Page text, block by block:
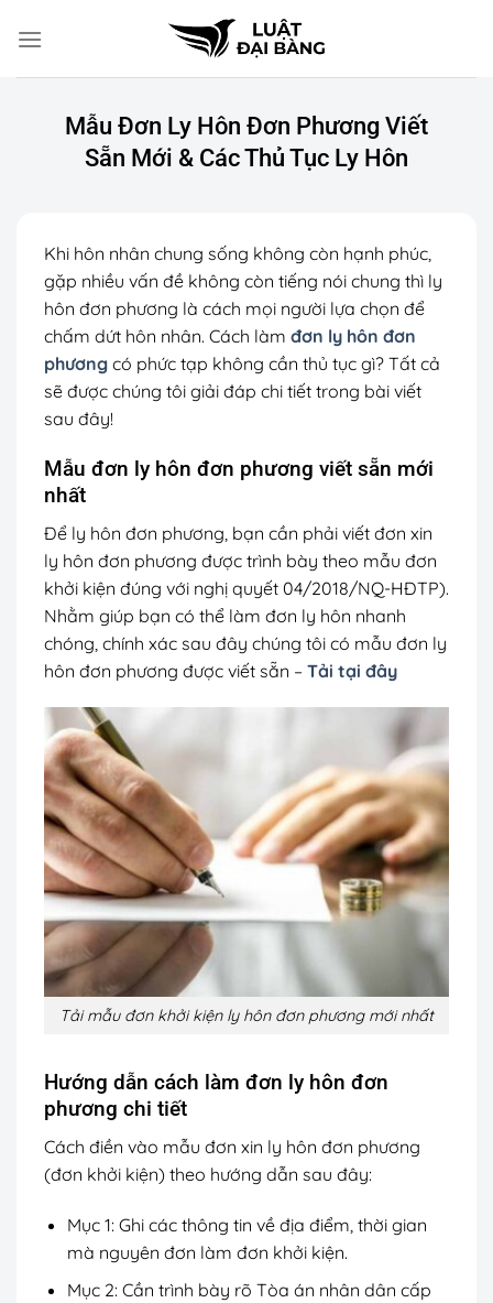
đến
Mẫu Đơn Ly Hôn Đơn Phương Viết
Sẵn Mới & Các Thủ Tục Ly Hôn
Khi hôn nhân chung sống không còn hạnh phúc,
gặp nhiều vấn đề không còn tiếng nói chung thì ly
hôn đơn phương là cách mọi người lựa chọn để
chấm dứt hôn nhân. Cách làm đơn ly hôn đơn
phương có phức tạp không cần thủ tục gì? Tất cả
sẽ được chúng tôi giải đáp chi tiết trong bài viết
sau đây!
Mẫu đơn ly hôn đơn phương viết sẵn mới
nhất
Để ly hôn đơn phương, bạn cần phải viết đơn xin
ly hôn đơn phương được trình bày theo mẫu đơn
khởi kiện đúng với nghị quyết 04/2018/NQ-HĐTP).
Nhằm giúp bạn có thể làm đơn ly hôn nhanh
chóng, chính xác sau đây chúng tôi có mẫu đơn ly
hôn đơn phương được viết sẵn – Tải tại đây
Tải mẫu đơn khởi kiện ly hôn đơn phương mới nhất
Hướng dẫn cách làm đơn ly hôn đơn
phương chi tiết
Cách điền vào mẫu đơn xin ly hôn đơn phương
(đơn khởi kiện) theo hướng dẫn sau đây:
Mục 1: Ghi các thông tin về địa điểm, thời gian
mà nguyên đơn làm đơn khởi kiện.
Mục 2: Cần trình bày rõ Tòa án nhân dân cấp